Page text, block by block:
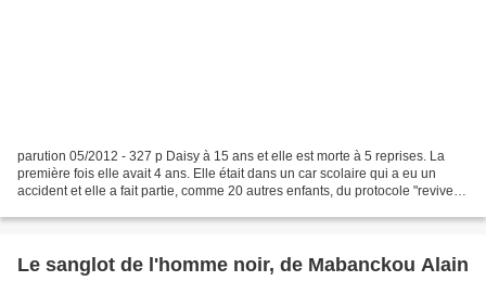
parution 05/2012 - 327 p Daisy à 15 ans et elle est morte à 5 reprises. La
première fois elle avait 4 ans. Elle était dans un car scolaire qui a eu un
accident et elle a fait partie, comme 20 autres enfants, du protocole "revived".
Le sanglot de l'homme noir, de Mabanckou Alain